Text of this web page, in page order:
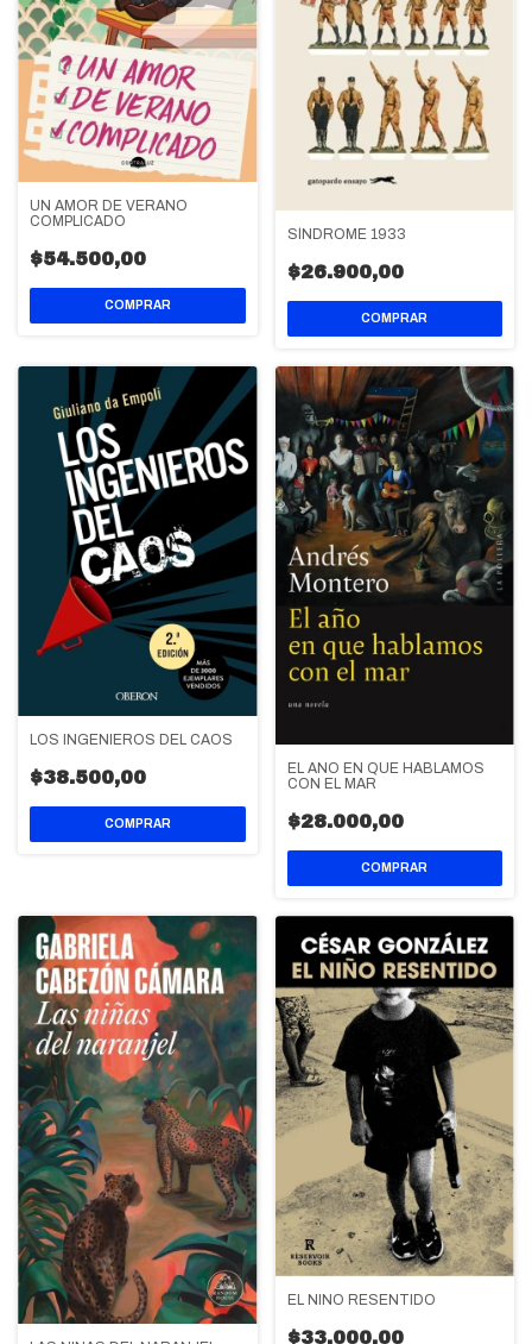
UN AMOR DE VERANO
COMPLICADO
$54.500,00
SÍNDROME 1933
$26.900,00
LOS INGENIEROS DEL CAOS
$38.500,00
EL AÑO EN QUE HABLAMOS
CON EL MAR
$28.000,00
EL NIÑO RESENTIDO
$33.000,00